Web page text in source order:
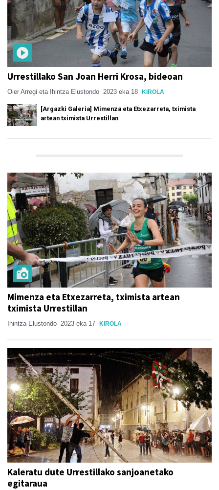
Urrestillako San Joan Herri Krosa, bideoan
Oier Arregi eta Ihintza Elustondo 2023 eka 18 KIROLA
[Argazki Galeria] Mimenza eta Etxezarreta, tximista
artean tximista Urrestillan
Mimenza eta Etxezarreta, tximista artean
tximista Urrestillan
Ihintza Elustondo 2023 eka 17 KIROLA
Kaleratu dute Urrestillako sanjoanetako
egitaraua